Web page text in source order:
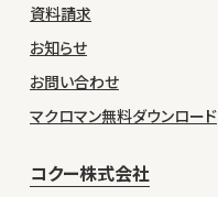
資料請求
お知らせ
お問い合わせ
マクロマン無料ダウンロード
コクー株式会社